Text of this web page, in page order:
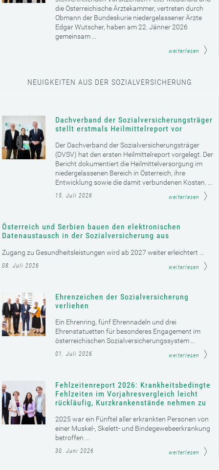
die Österreichische Ärztekammer, vertreten durch
Obmann der Bundeskurie niedergelassener Ärzte
Edgar Wutscher, haben am 22. Jänner 2026
gemeinsam ...
weiterlesen
NEUIGKEITEN AUS DER SOZIALVERSICHERUNG
Dachverband der Sozialversicherungsträger
stellt erstmals Heilmittelreport vor
Der Dachverband der Sozialversicherungsträger
(DVSV) hat den ersten Heilmittelreport vorgelegt. Der
Bericht dokumentiert die Heilmittelversorgung im
niedergelassenen Bereich in Österreich, ihre
Entwicklung sowie die damit verbundenen Kosten. ...
15. Juli 2026 weiterlesen
Österreich und Serbien bauen den elektronischen
Datenaustausch in der Sozialversicherung aus
Zugang zu Gesundheitsleistungen wird ab 2027 weiter erleichtert ...
08. Juli 2026 weiterlesen
Ehrenzeichen der Sozialversicherung
verliehen
Ein Ehrenring, fünf Ehrennadeln und drei
Ehrenstatuetten für besonderes Engagement im
österreichischen Sozialversicherungssystem ...
01. Juli 2026 weiterlesen
Fehlzeitenreport 2026: Krankheitsbedingte
Fehlzeiten im Vorjahresvergleich leicht
rückläufig, Kurzkrankenstände nehmen zu
2025 war ein Fünftel aller erkrankten Personen von
einer Muskel-, Skelett- und Bindegewebeerkrankung
betroffen ...
30. Juni 2026 weiterlesen